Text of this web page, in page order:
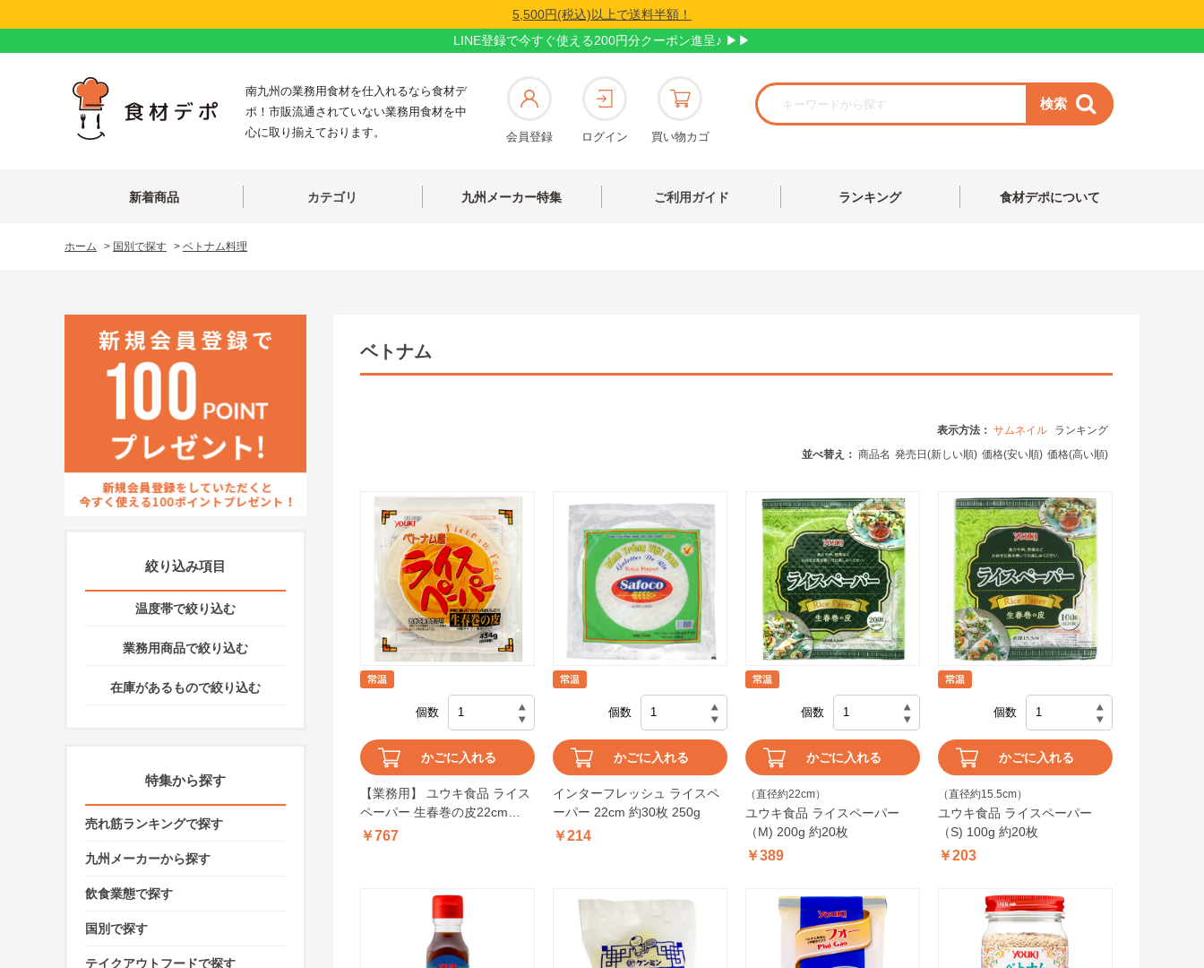
5,500円(税込)以上で送料半額！
LINE登録で今すぐ使える200円分クーポン進呈♪ ▶▶
南九州の業務用食材を仕入れるなら食材デ
ポ！市販流通されていない業務用食材を中
心に取り揃えております。
会員登録 ログイン 買い物カゴ
検索
新着商品 カテゴリ 九州メーカー特集 ご利用ガイド ランキング 食材デポについて
ホーム > 国別で探す > ベトナム料理
絞り込み項目
温度帯で絞り込む
業務用商品で絞り込む
在庫があるもので絞り込む
特集から探す
売れ筋ランキングで探す
九州メーカーから探す
飲食業態で探す
国別で探す
テイクアウトフードで探す
ベトナム
表示方法： サムネイル
ランキング
並べ替え： 商品名 発売日(新しい順) 価格(安い順) 価格(高い順)
【業務用】 ユウキ食品 ライス
ペーパー 生春巻の皮22cm
454g(約40枚)
￥767
個数
かごに入れる
インターフレッシュ ライスペ
ーパー 22cm 約30枚 250g
￥214
個数
かごに入れる
ユウキ食品 ライスペーパー
（M) 200g 約20枚
￥389
個数
かごに入れる
（直径約22cm）
ユウキ食品 ライスペーパー
（S) 100g 約20枚
￥203
個数
かごに入れる
（直径約15.5cm）